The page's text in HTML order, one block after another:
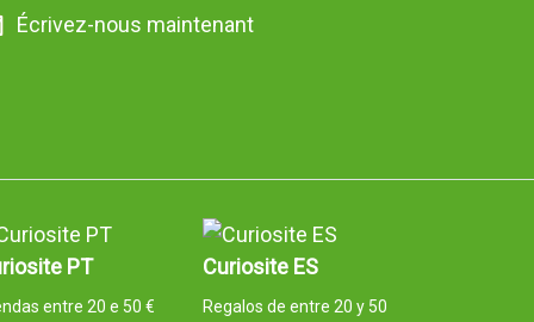
Écrivez-nous maintenant
PT
entre 20 e 50 €
Curiosite ES
Regalos de entre 20 y 50